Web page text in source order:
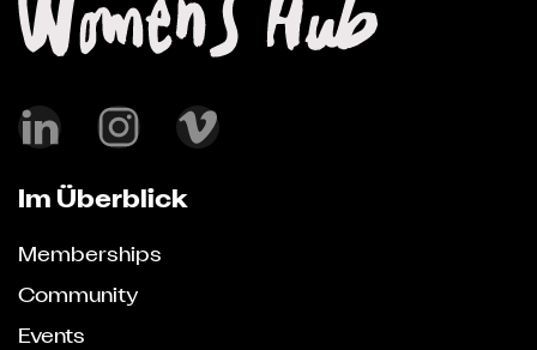
Im Überblick
Memberships
Community
Events